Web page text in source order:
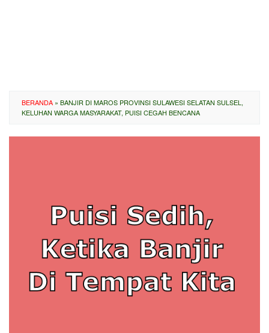
BERANDA » BANJIR DI MAROS PROVINSI SULAWESI SELATAN SULSEL,
KELUHAN WARGA MASYARAKAT, PUISI CEGAH BENCANA